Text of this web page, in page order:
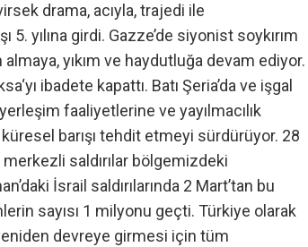
drama, acıyla, trajedi ile
yılına girdi. Gazze’de siyonist soykırım
yıkım ve haydutluğa devam ediyor.
ibadete kapattı. Batı Şeria’da ve işgal
faaliyetlerine ve yayılmacılık
barışı tehdit etmeyi sürdürüyor. 28
saldırılar bölgemizdeki
İsrail saldırılarında 2 Mart’tan bu
sayısı 1 milyonu geçti. Türkiye olarak
devreye girmesi için tüm